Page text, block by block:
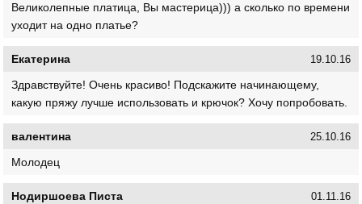
Великолепные платица, Вы мастерица))) а сколько по времени
уходит на одно платье?
Екатерина 19.10.16
Здравствуйте! Очень красиво! Подскажите начинающему,
какую пряжу лучше использовать и крючок? Хочу попробовать.
валентина 25.10.16
Молодец
Нодиршоева Писта 01.11.16